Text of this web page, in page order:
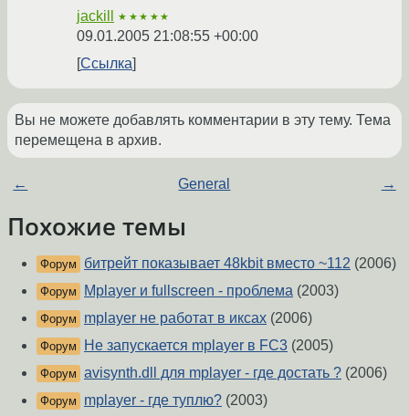
jackill ★★★★★
09.01.2005 21:08:55 +00:00
Ссылка
Вы не можете добавлять комментарии в эту тему. Тема
перемещена в архив.
← General →
Похожие темы
Форум битрейт показывает 48kbit вместо ~112 (2006)
Форум Mplayer и fullscreen - проблема (2003)
Форум mplayer не работат в иксах (2006)
Форум Не запускается mplayer в FC3 (2005)
Форум avisynth.dll для mplayer - где достать ? (2006)
Форум mplayer - где туплю? (2003)